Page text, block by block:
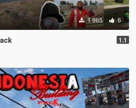
1 965 6
1.1